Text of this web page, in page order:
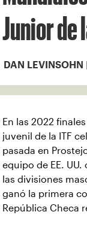
Junior de
DAN LEVINSOHN
En las 2022
juvenil de la ITF
pasada en
equipo de EE.
las divisiones
ganó la primera
República Checa